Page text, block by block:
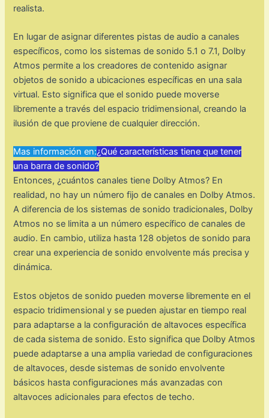
realista.
En lugar de asignar diferentes pistas de audio a canales
específicos, como los sistemas de sonido 5.1 o 7.1, Dolby
Atmos permite a los creadores de contenido asignar
objetos de sonido a ubicaciones específicas en una sala
virtual. Esto significa que el sonido puede moverse
libremente a través del espacio tridimensional, creando la
ilusión de que proviene de cualquier dirección.
Mas información en:¿Qué características tiene que tener
una barra de sonido?
Entonces, ¿cuántos canales tiene Dolby Atmos? En
realidad, no hay un número fijo de canales en Dolby Atmos.
A diferencia de los sistemas de sonido tradicionales, Dolby
Atmos no se limita a un número específico de canales de
audio. En cambio, utiliza hasta 128 objetos de sonido para
crear una experiencia de sonido envolvente más precisa y
dinámica.
Estos objetos de sonido pueden moverse libremente en el
espacio tridimensional y se pueden ajustar en tiempo real
para adaptarse a la configuración de altavoces específica
de cada sistema de sonido. Esto significa que Dolby Atmos
puede adaptarse a una amplia variedad de configuraciones
de altavoces, desde sistemas de sonido envolvente
básicos hasta configuraciones más avanzadas con
altavoces adicionales para efectos de techo.